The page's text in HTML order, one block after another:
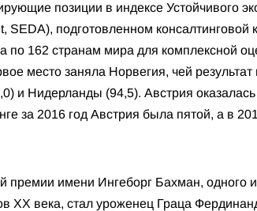
позиции в индексе Устойчивого
SEDA), подготовленном
по 162 странам мира для комплексной
место заняла Норвегия, чей результат
и Нидерланды (94,5). Австрия
за 2016 год Австрия была пятой, а в
премии имени Ингеборг Бахман, одного
ХХ века, стал уроженец Граца